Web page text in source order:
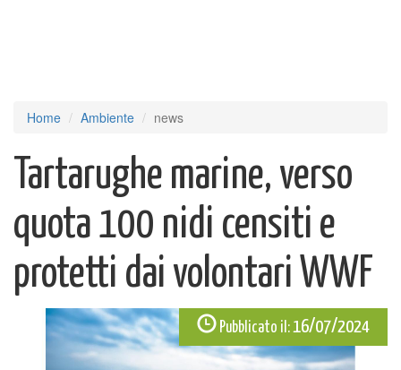
Home Ambiente news
Tartarughe marine, verso
quota 100 nidi censiti e
protetti dai volontari WWF
Pubblicato il:16/07/2024